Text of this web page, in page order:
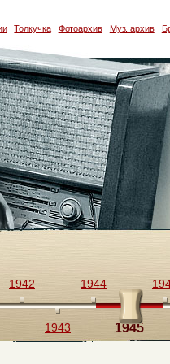
Толкучка Фотоархив Муз. архив
1942
1943
1944
1945